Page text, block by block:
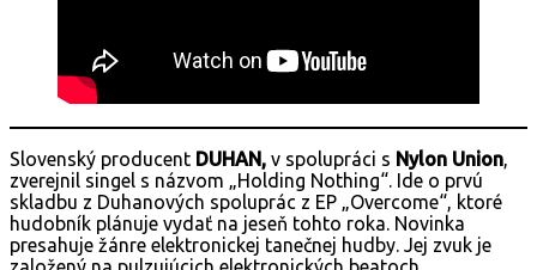
Slovenský producent DUHAN, v spolupráci s Nylon Union,
zverejnil singel s názvom „Holding Nothing“. Ide o prvú
skladbu z Duhanových spoluprác z EP „Overcome“, ktoré
hudobník plánuje vydať na jeseň tohto roka. Novinka
presahuje žánre elektronickej tanečnej hudby. Jej zvuk je